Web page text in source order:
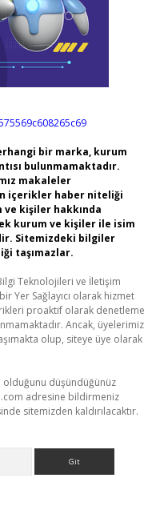
bir marka, kurum
bulunmamaktadır.
makaleler
içerikler haber niteliği
kişiler hakkında
kurum ve kişiler ile isim
Sitemizdeki bilgiler
taşımazlar.
Teknolojileri ve İletişim
Yer Sağlayıcı olarak hizmet
proaktif olarak denetleme
Ancak, üyelerimiz
olup, siteye üye olarak
olduğunu düşündüğünüz
adresine bildirmeniz
sitemizden kaldırılacaktır.